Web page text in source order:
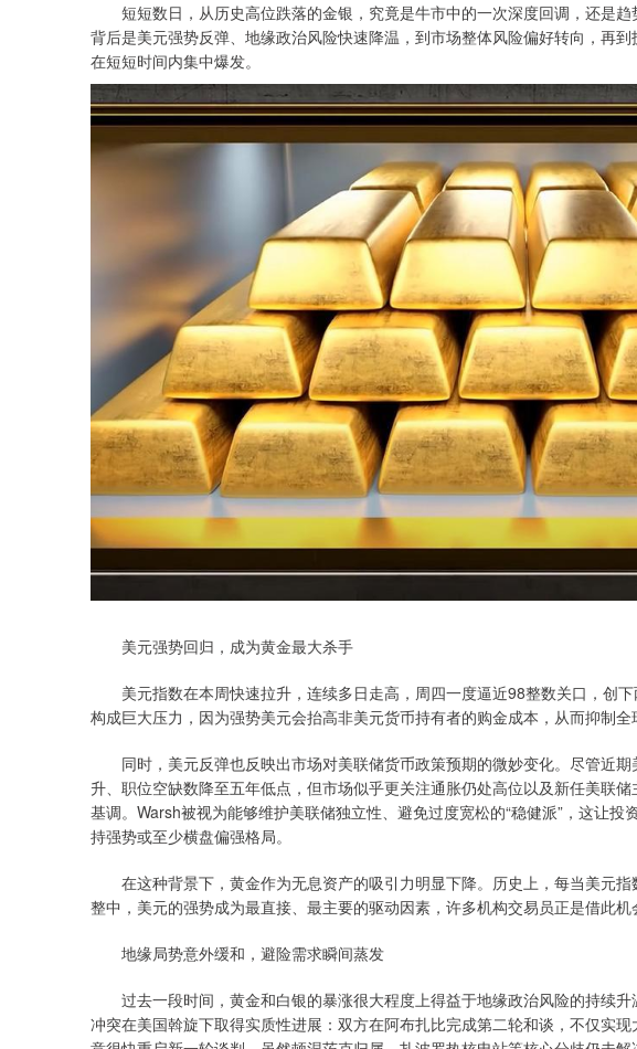
短短数日，从历史高位跌落的金银，究竟是牛市中的一次深度回调，还是趋
背后是美元强势反弹、地缘政治风险快速降温，到市场整体风险偏好转向，再
在短短时间内集中爆发。
美元强势回归，成为黄金最大杀手
美元指数在本周快速拉升，连续多日走高，周四一度逼近98整数关口，创下
构成巨大压力，因为强势美元会抬高非美元货币持有者的购金成本，从而抑制全
同时，美元反弹也反映出市场对美联储货币政策预期的微妙变化。尽管近期
升、职位空缺数降至五年低点，但市场似乎更关注通胀仍处高位以及新任美联
基调。Warsh被视为能够维护美联储独立性、避免过度宽松的“稳健派”，这让
持强势或至少横盘偏强格局。
在这种背景下，黄金作为无息资产的吸引力明显下降。历史上，每当美元指
整中，美元的强势成为最直接、最主要的驱动因素，许多机构交易员正是借此机
地缘局势意外缓和，避险需求瞬间蒸发
过去一段时间，黄金和白银的暴涨很大程度上得益于地缘政治风险的持续升
冲突在美国斡旋下取得实质性进展：双方在阿布扎比完成第二轮和谈，不仅实